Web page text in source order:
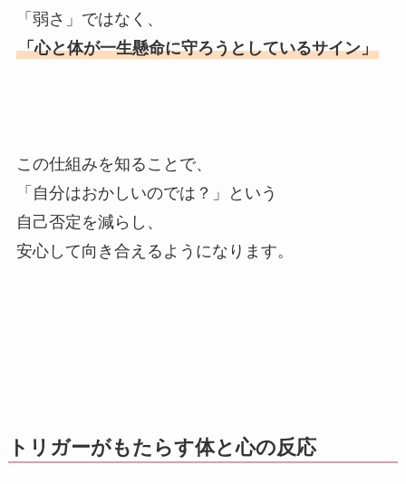
「弱さ」ではなく、
「心と体が一生懸命に守ろうとしているサイン」
この仕組みを知ることで、
「自分はおかしいのでは？」という
自己否定を減らし、
安心して向き合えるようになります。
トリガーがもたらす体と心の反応